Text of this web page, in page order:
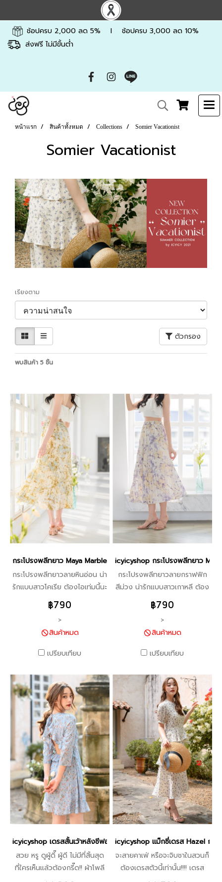
ช้อปครบ 2,000 ลด 5% l ช้อปครบ 3,000 ลด 10%
ส่งฟรี ไม่มีขั้นต่ำ
หน้าแรก สินค้าทั้งหมด Collections Somier Vacationist
Somier Vacationist
เรียงตาม
ตัวกรอง
พบสินค้า 5 ชิ้น
กระโปรงพลีทยาว Maya Marble - สีเหลือง BI13301
กระโปรงพลีทยาวลายหินอ่อน น่า
รักแบบสาวโคเรีย ต้องไอเท่มนี้นะ
จ้ะ กระโปรงอัดพลีท พิมพ์ลาย
หินอ่อนสีสุดพาสเทล ใส่แล้วไม่
พอง ไม่อ้วน มีซับใน เอวเป็นยาง
ยืดใส่สบายไม่อึดอัด แมชกับ
อะไรก็น่ารักปุ๊กปิ๊ก มาด้วยกัน 2
ควบไปเลยค่ะซิสสสสส วัมเมอร์นี้
บอกเลยว่าต้องตำ อย่าได้แผ่ว
เตือนแล้วน๊า!!!
฿790
>
สินค้าหมด
เปรียบเทียบ
icyicyshop กระโปรงพลีทยาว
กระโปรงพลีทยาวลายกราฟฟิก
สีม่วง น่ารักแบบสาวเกาหลี ต้อง
ไอเท่มนี้นะจ้ะ กระโปรงอัดพลีท
พิมพ์ลายหินอ่อนสีสุดพาสเทล
ใส่แล้วไม่พอง ไม่อ้วน มีซับใน
เอวเป็นยางยืดใส่สบายไม่อึดอัด
แมชกับอะไรก็น่ารักปุ๊กปิ๊ก มา
ก็ต้องสอยควบไปเลยค่ะซิ
สสสสส วัมเมอร์นี้บอกเลยว่า
ต้องตำ อย่าได้แผ่ว เตือนแล้วน๊า
฿790
>
สินค้าหมด
เปรียบเทียบ
icyicyshop เดรสสั้นเว้าหลังชีฟอง Layla blue ลายดอกเล็ก - สีฟ้า
สวย หรู ดูผู้ดี๊ ผู้ดี ไม่มีที่สิ้นสุด
ที่ใครเห็นแล้วต้องกรี๊ด!! ผ้าโพลี
icyicyshop แม็กซี่เดรส Hazel กระ
จะสายคาเฟ่ หรือจะจิบชาในสวนก็
ต้องเดรสตัวนี้เท่านั้น!!!! เดรส